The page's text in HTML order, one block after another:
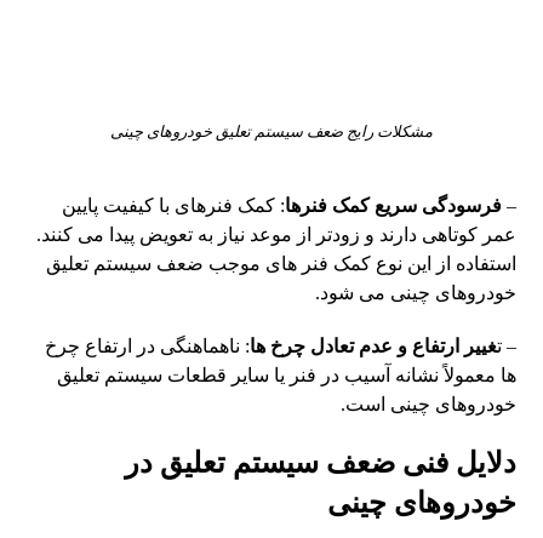
مشکلات رایج ضعف سیستم تعلیق خودروهای چینی
–فرسودگی سریع کمک فنرها: کمک فنرهای با کیفیت پایین
عمر کوتاهی دارند و زودتر از موعد نیاز به تعویض پیدا می کنند.
استفاده از این نوع کمک فنر های موجب ضعف سیستم تعلیق
خودروهای چینی می شود.
– تغییر ارتفاع و عدم تعادل چرخ ها: ناهماهنگی در ارتفاع چرخ
ها معمولاً نشانه آسیب در فنر یا سایر قطعات سیستم تعلیق
خودروهای چینی است.
دلایل فنی ضعف سیستم تعلیق در
خودروهای چینی